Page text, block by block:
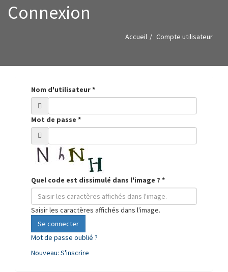
Connexion
Accueil Compte utilisateur
Nom d'utilisateur*
Mot de passe *
Quel code est dissimulé dans l'image ? *
Saisir les caractères affichés dans l'image.
Se connecter
Mot de passe oublié ?
Nouveau: S'inscrire